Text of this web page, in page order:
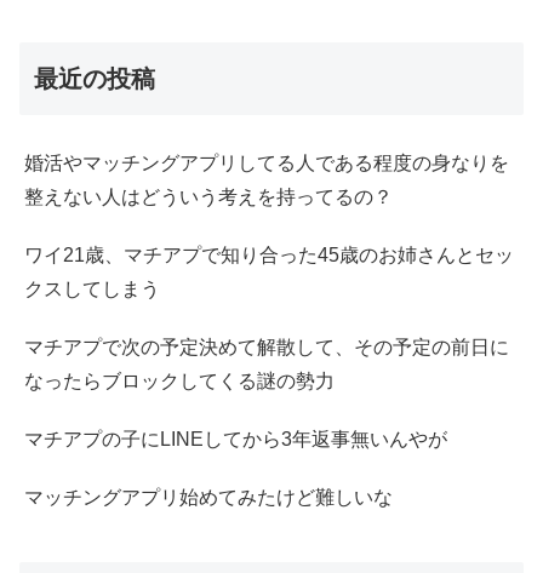
最近の投稿
婚活やマッチングアプリしてる人である程度の身なりを
整えない人はどういう考えを持ってるの？
ワイ21歳、マチアプで知り合った45歳のお姉さんとセッ
クスしてしまう
マチアプで次の予定決めて解散して、その予定の前日に
なったらブロックしてくる謎の勢力
マチアプの子にLINEしてから3年返事無いんやが
マッチングアプリ始めてみたけど難しいな